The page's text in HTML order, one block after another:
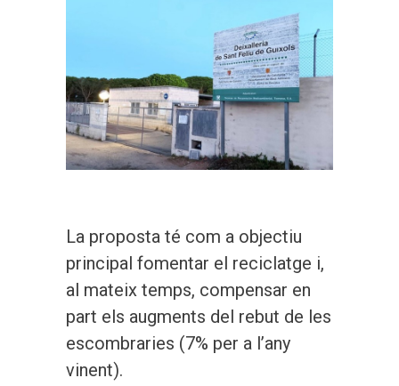
La proposta té com a objectiu
principal fomentar el reciclatge i,
al mateix temps, compensar en
part els augments del rebut de les
escombraries (7% per a l’any
vinent).